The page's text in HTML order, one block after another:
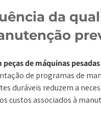
da
de máquinas pesadas
de programas de
duráveis reduzem a
custos associados à